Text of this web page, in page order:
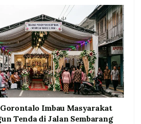
Imbau Masyarakat
Tenda di Jalan Sembarang